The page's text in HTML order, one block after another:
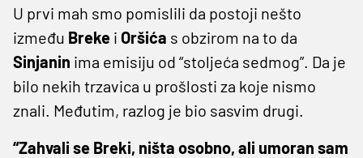
U prvi mah smo pomislili da postoji nešto
između Breke i Oršića s obzirom na to da
Sinjanin ima emisiju od “stoljeća sedmog”. Da je
bilo nekih trzavica u prošlosti za koje nismo
znali. Međutim, razlog je bio sasvim drugi.
“Zahvali se Breki, ništa osobno, ali umoran sam